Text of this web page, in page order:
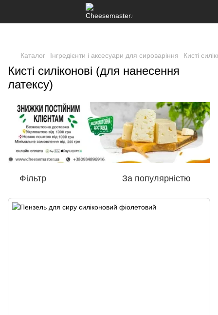
Каталог Інгредієнти і аксесуари для сироваріння Кисті
Кисті силіконові (для нанесення
латексу)
Фільтр За популярністю